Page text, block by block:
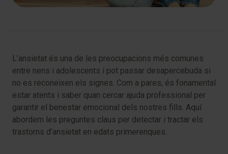
L’ansietat és una de les preocupacions més comunes
entre nens i adolescents i pot passar desapercebuda si
no es reconeixen els signes. Com a pares, és fonamental
estar atents i saber quan cercar ajuda professional per
garantir el benestar emocional dels nostres fills. Aquí
abordem les preguntes claus per detectar i tractar els
trastorns d’ansietat en edats primerenques.